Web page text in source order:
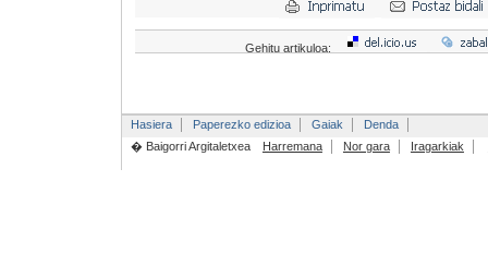
Gehitu artikuloa:
Hasiera Paperezko edizioa Gaiak
Denda
� Baigorri Argitaletxea
Harremana Nor gara Iragarkiak